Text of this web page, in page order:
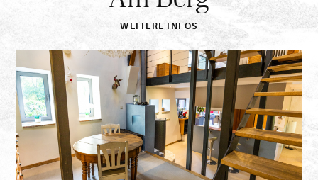
WEITERE INFOS